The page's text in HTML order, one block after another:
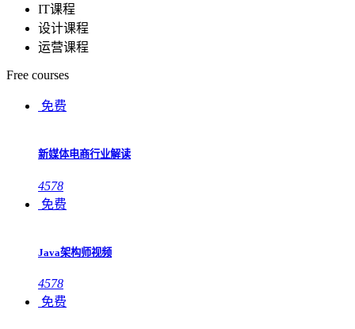
IT课程
设计课程
运营课程
Free courses
免费
新媒体电商行业解读
4578
免费
Java架构师视频
4578
免费